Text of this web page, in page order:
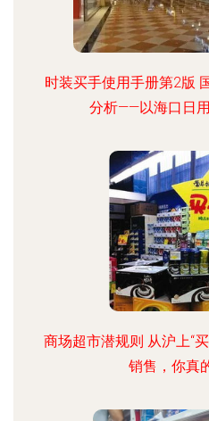
时装买手使用手册第2版
分析——以海口日
商场超市潜规则 从沪上“
销售，你真